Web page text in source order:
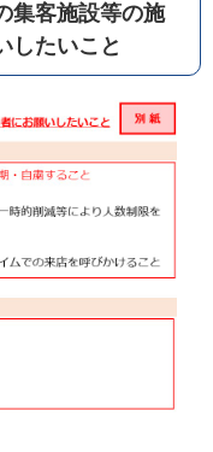
集客施設等の施
したいこと